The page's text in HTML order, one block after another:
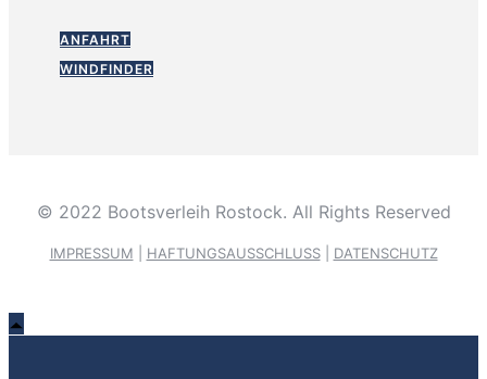
ANFAHRT
WINDFINDER
© 2022 Bootsverleih Rostock. All Rights Reserved
IMPRESSUM HAFTUNGSAUSSCHLUSS| DATENSCHUTZ